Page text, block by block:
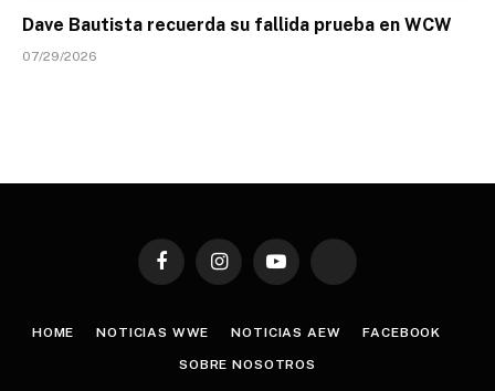
Dave Bautista recuerda su fallida prueba en WCW
07/29/2026
FacebookInstagramYouTube TikTok
HOME NOTICIAS WWE NOTICIAS AEW FACEBOOK
SOBRE NOSOTROS